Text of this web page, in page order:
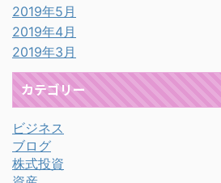
2019年5月
2019年4月
2019年3月
カテゴリー
ビジネス
ブログ
株式投資